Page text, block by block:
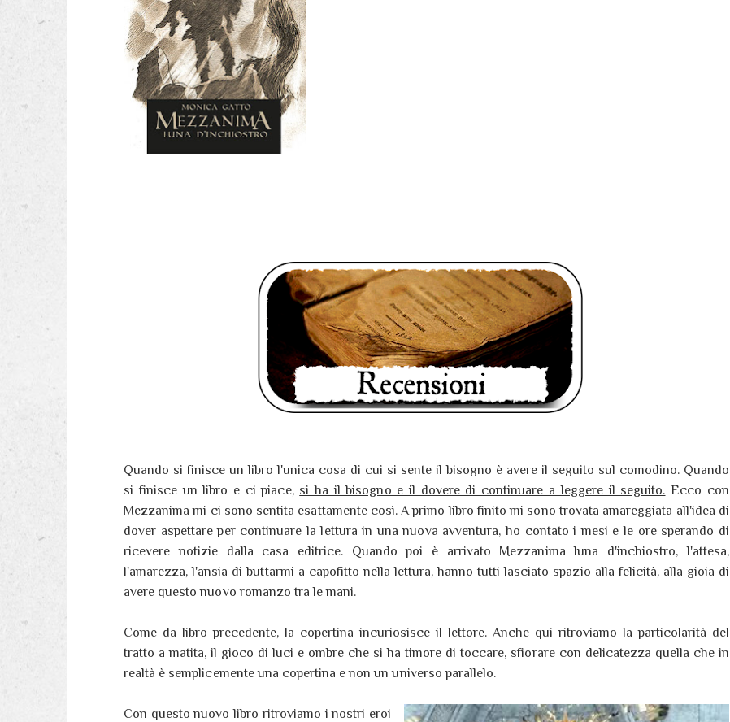
Quando si finisce un libro l'unica cosa di cui si sente il bisogno è avere il seguito sul comodino. Quando
si finisce un libro e ci piace, si ha il bisogno e il dovere di continuare a leggere il seguito. Ecco con
Mezzanima mi ci sono sentita esattamente così. A primo libro finito mi sono trovata amareggiata all'idea di
dover aspettare per continuare la lettura in una nuova avventura, ho contato i mesi e le ore sperando di
ricevere notizie dalla casa editrice. Quando poi è arrivato Mezzanima luna d'inchiostro, l'attesa,
l'amarezza, l'ansia di buttarmi a capofitto nella lettura, hanno tutti lasciato spazio alla felicità, alla gioia di
avere questo nuovo romanzo tra le mani.
Come da libro precedente, la copertina incuriosisce il lettore. Anche qui ritroviamo la particolarità del
tratto a matita, il gioco di luci e ombre che si ha timore di toccare, sfiorare con delicatezza quella che in
realtà è semplicemente una copertina e non un universo parallelo.
Con questo nuovo libro ritroviamo i nostri eroi